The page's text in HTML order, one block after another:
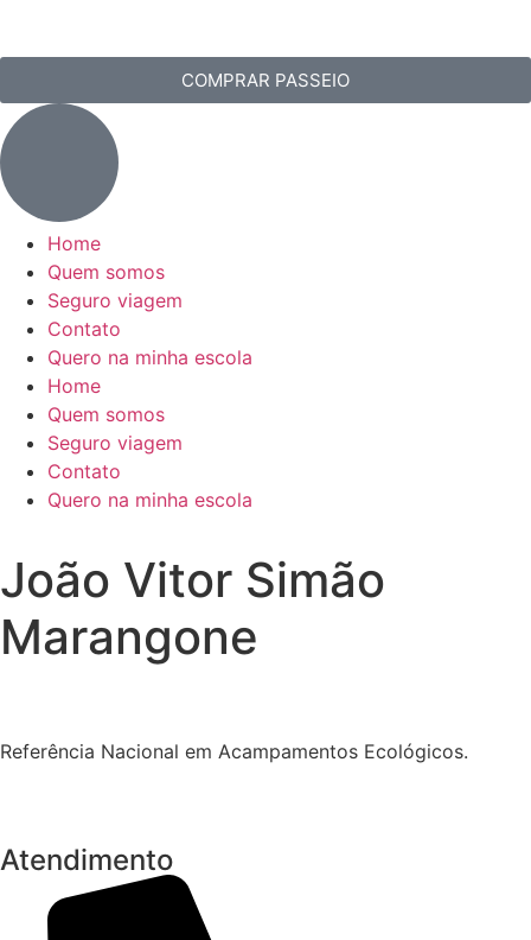
COMPRAR PASSEIO
Home
Quem somos
Seguro viagem
Contato
Quero na minha escola
Home
Quem somos
Seguro viagem
Contato
Quero na minha escola
João Vitor Simão
Marangone
Referência Nacional em Acampamentos Ecológicos.
Atendimento